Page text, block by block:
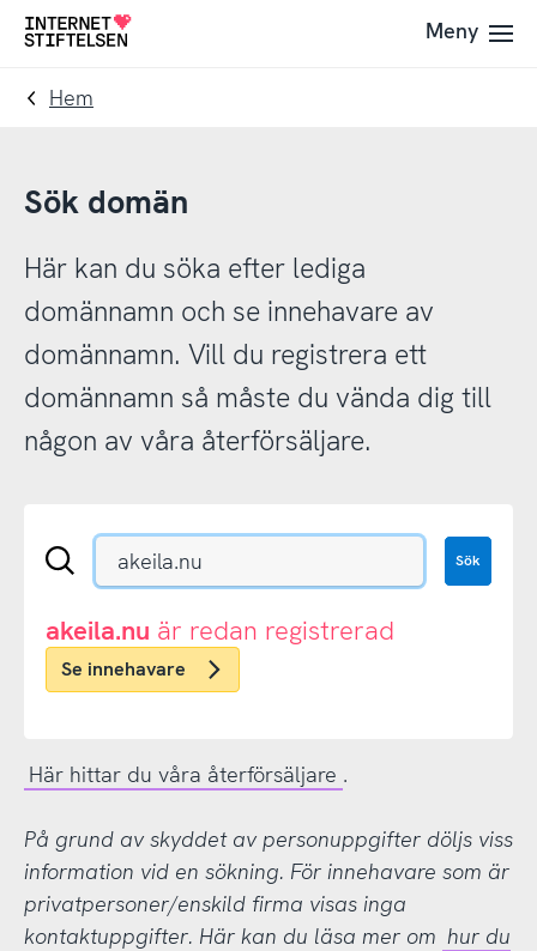
Till
navigering
Till
innehåll
Till
Meny
Hem
Sök domän
Här kan du söka efter lediga
domännamn och se innehavare av
domännamn. Vill du registrera ett
domännamn så måste du vända dig till
någon av våra återförsäljare.
Sök
eller
.nu-
domän
Sök
akeila.nu är redan registrerad
Se innehavare
Här hittar du våra återförsäljare .
På grund av skyddet av personuppgifter döljs viss
information vid en sökning. För innehavare som är
privatpersoner/enskild firma visas inga
kontaktuppgifter. Här kan du läsa mer om hur du